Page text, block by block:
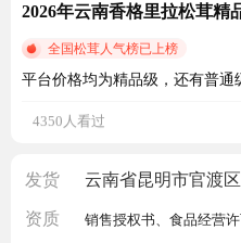
2026年云南香格里拉松茸精
全国松茸人气榜已上榜
平台价格均为精品级，还有普通
成交2287元
发货 云南省昆明市官渡区
资质 销售授权书、食品经营